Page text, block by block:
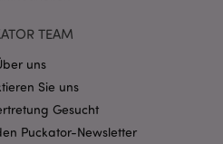
TEAM
uns
Sie uns
Gesucht
Puckator-Newsletter
section-
Adobe Inc.
www.puckator.de